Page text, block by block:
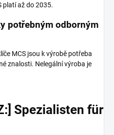
platí až do 2035.
potřebným odborným
MCS jsou k výrobě potřeba
znalosti. Nelegální výroba je